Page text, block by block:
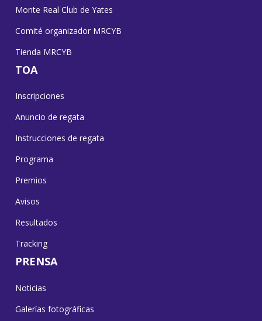
Monte Real Club de Yates
Comité organizador MRCYB
Tienda MRCYB
TOA
Inscripciones
Anuncio de regata
Instrucciones de regata
Programa
Premios
Avisos
Resultados
Tracking
PRENSA
Noticias
Galerías fotográficas